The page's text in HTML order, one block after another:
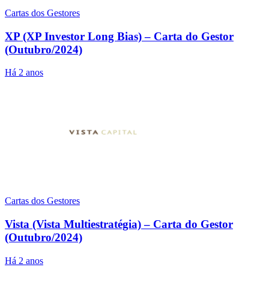
Cartas dos Gestores
XP (XP Investor Long Bias) – Carta do Gestor
(Outubro/2024)
Há 2 anos
Cartas dos Gestores
Vista (Vista Multiestratégia) – Carta do Gestor
(Outubro/2024)
Há 2 anos